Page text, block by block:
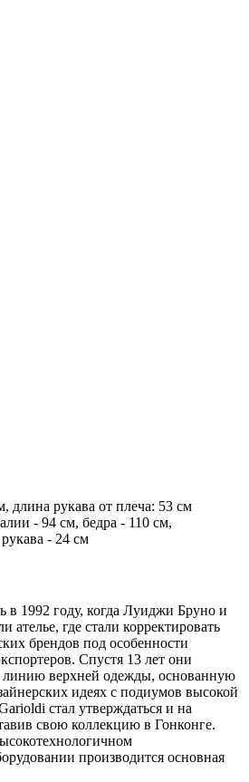
длина рукава от плеча: 53 см
- 94 см, бедра - 110 см,
- 24 см
в 1992 году, когда Луиджи Бруно и
где стали корректировать
брендов под особенности
Спустя 13 лет они
линию верхней одежды, основанную
идеях с подиумов высокой
стал утверждаться и на
свою коллекцию в Гонконге.
производится основная